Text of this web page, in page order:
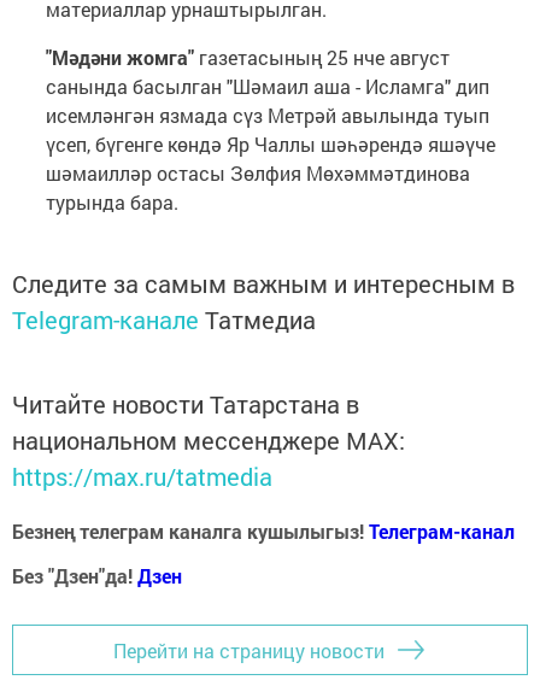
материаллар урнаштырылган.
"Мәдәни жомга" газетасының 25 нче август
санында басылган "Шәмаил аша - Исламга" дип
исемләнгән язмада сүз Метрәй авылында туып
үсеп, бүгенге көндә Яр Чаллы шәһәрендә яшәүче
шәмаилләр остасы Зөлфия Мөхәммәтдинова
турында бара.
Следите за самым важным и интересным в
Telegram-канале Татмедиа
Читайте новости Татарстана в
национальном мессенджере MАХ:
https://max.ru/tatmedia
Безнең телеграм каналга кушылыгыз!Телеграм-канал
Без "Дзен"да!Дзен
Перейти на страницу новости